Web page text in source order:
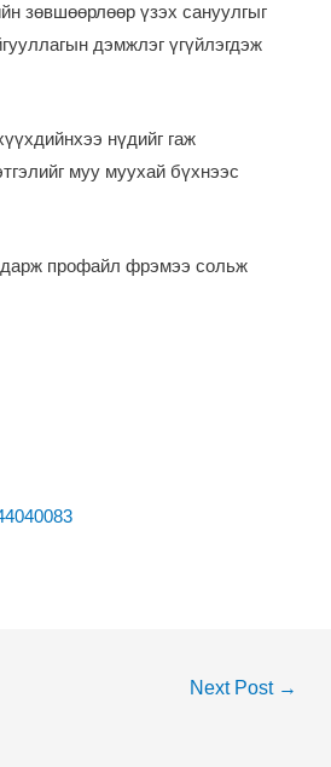
зөвшөөрлөөр үзэх сануулгыг
дэмжлэг үгүйлэгдэж
нүдийг гаж
муу муухай бүхнээс
дарж профайл фрэмээ сольж
Next Post →